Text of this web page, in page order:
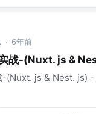
· 6年前
战-(Nuxt. js &
(Nuxt. js & Nest. js)